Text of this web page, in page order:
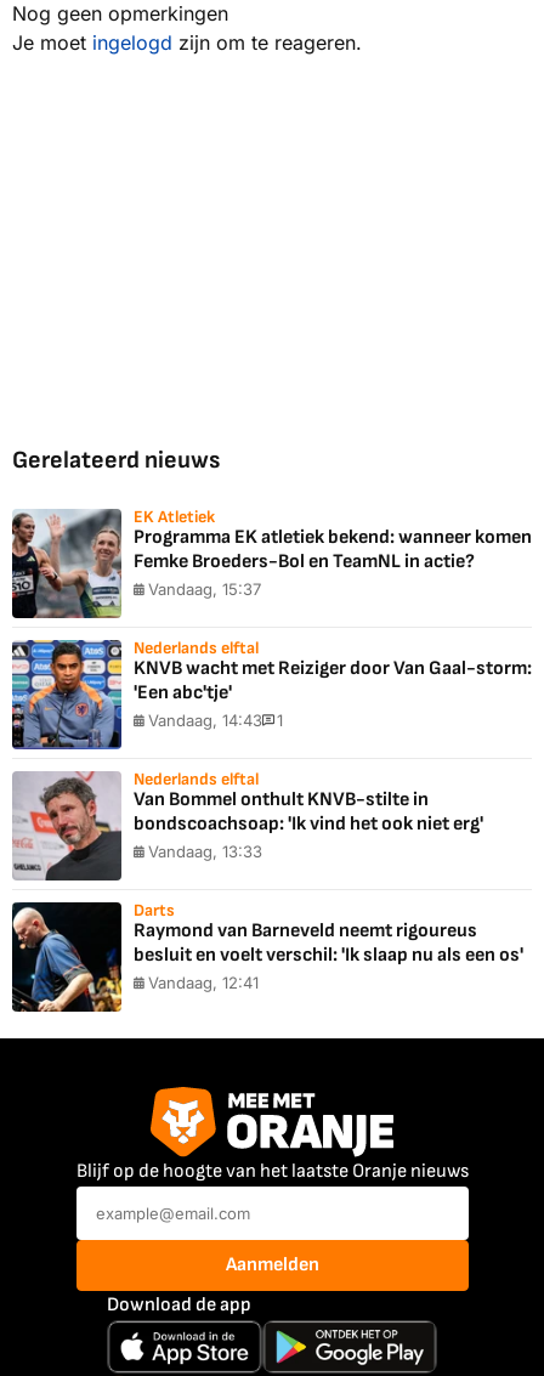
Nog geen opmerkingen
Je moet ingelogd zijn om te reageren.
Gerelateerd nieuws
EK Atletiek
Programma EK atletiek bekend: wanneer komen
Femke Broeders-Bol en TeamNL in actie?
Vandaag, 15:37
Nederlands elftal
KNVB wacht met Reiziger door Van Gaal-storm:
'Een abc'tje'
Vandaag, 14:43 1
Nederlands elftal
Van Bommel onthult KNVB-stilte in
bondscoachsoap: 'Ik vind het ook niet erg'
Vandaag, 13:33
Darts
Raymond van Barneveld neemt rigoureus
besluit en voelt verschil: 'Ik slaap nu als een os'
Vandaag, 12:41
Blijf op de hoogte van het laatste Oranje nieuws
Aanmelden
Download de app